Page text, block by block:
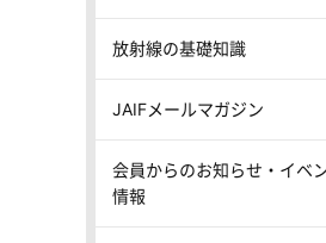
放射線の基礎知識
JAIFメールマガジン
会員からのお知らせ・イベ
情報